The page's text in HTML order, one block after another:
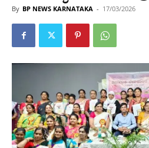
By BP NEWS KARNATAKA - 17/03/2026